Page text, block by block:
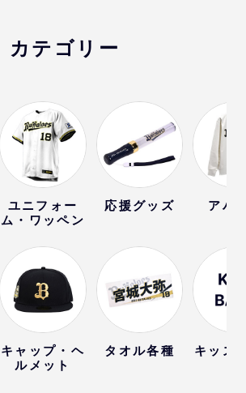
カテゴリー
ユニフォー
ム・ワッペン
キャップ・ヘ
ルメット
応援グッズ
タオル各種
アパ
キッズ